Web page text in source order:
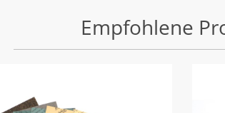
Empfohlene